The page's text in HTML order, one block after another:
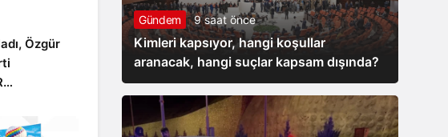
Özgür
Gündem 9 saat önce
Kimleri kapsıyor, hangi koşullar
aranacak, hangi suçlar kapsam dışında?